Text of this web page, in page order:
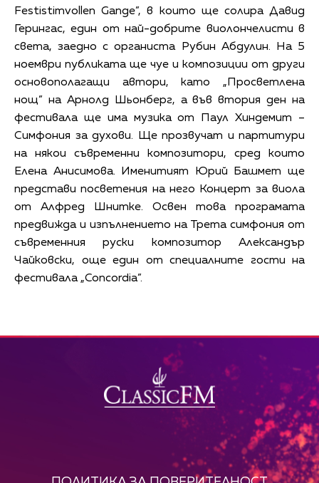
Festistimvollen Gange”, в които ще солира Давид
Герингас, един от най-добрите виолончелисти в
света, заедно с органиста Рубин Абдулин. На 5
ноември публиката ще чуе и композиции от други
основополагащи автори, като „Просветлена
нощ” на Арнолд Шьонберг, а във втория ден на
фестивала ще има музика от Паул Хиндемит –
Симфония за духови. Ще прозвучат и партитури
на някои съвременни композитори, сред които
Елена Анисимова. Именитият Юрий Башмет ще
представи посветения на него Концерт за виола
от Алфред Шнитке. Освен това програмата
предвижда и изпълнението на Трета симфония от
съвременния руски композитор Александър
Чайковски, още един от специалните гости на
фестивала „Concordia”.